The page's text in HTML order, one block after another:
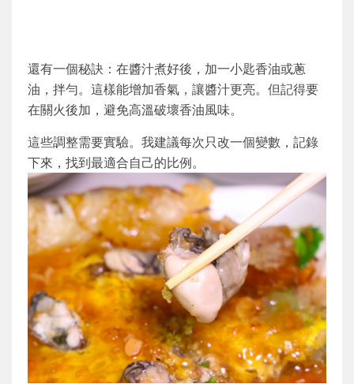
還有一個秘訣：在醬汁煮好後，加一小匙香油或蔥
油，拌勻。這樣能增加香氣，讓醬汁更亮。但記得要
在關火後加，避免高溫破壞香油風味。
這些調整需要實驗。我建議每次只改一個變數，記錄
下來，找到最適合自己的比例。